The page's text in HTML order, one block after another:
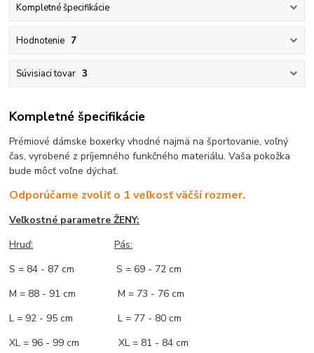
Kompletné špecifikácie
Hodnotenie 7
Súvisiaci tovar 3
Kompletné špecifikácie
Prémiové dámske boxerky vhodné najmä na športovanie, voľný
čas, vyrobené z príjemného funkčného materiálu. Vaša pokožka
bude môcť voľne dýchať.
Odporúčame zvoliť o 1 veľkosť väčší rozmer.
Veľkostné parametre ŽENY:
Hruď:
Pás:
S = 84 - 87 cm S = 69 - 72 cm
M = 88 - 91 cm M = 73 - 76 cm
L = 92 - 95 cm L = 77 - 80 cm
XL = 96 - 99 cm XL = 81 - 84 cm